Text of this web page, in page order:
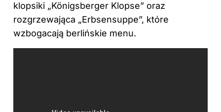
klopsiki „Königsberger Klopse” oraz
rozgrzewająca „Erbsensuppe”, które
wzbogacają berlińskie menu.